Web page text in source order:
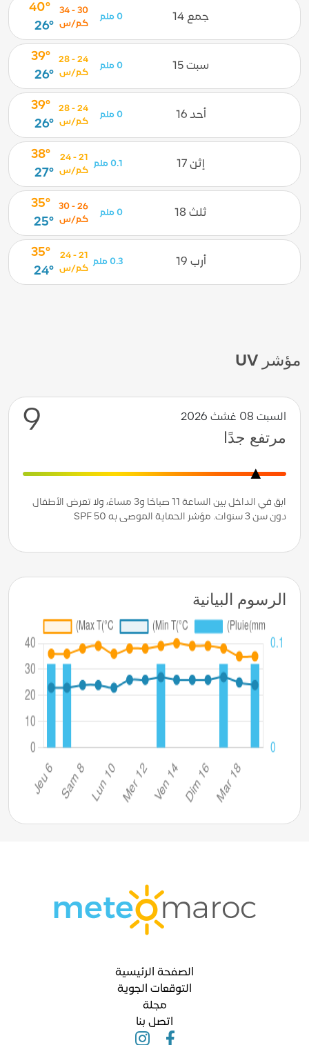
جمع 14 0 ملم
30 - 34
كم/س
40°
26°
سبت 15 0 ملم
24 - 28
كم/س
39°
26°
أحد 16 0 ملم
24 - 28
كم/س
39°
26°
إثن 17 0.1 ملم
21 - 24
كم/س
38°
27°
ثلث 18 0 ملم
26 - 30
كم/س
35°
25°
أرب 19 0.3 ملم
21 - 24
كم/س
35°
24°
مؤشر UV
السبت 08 غشث 2026
مرتفع جدًا
9
ابق في الداخل بين الساعة 11 صباحًا و3 مساءً، ولا تعرض الأطفال
دون سن 3 سنوات. مؤشر الحماية الموصى به SPF 50
الرسوم البيانية
الصفحة الرئيسية
التوقعات الجوية
مجلة
اتصل بنا